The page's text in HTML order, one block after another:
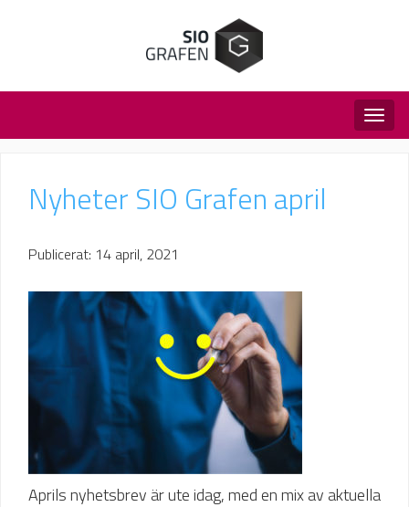
Nyheter SIO Grafen april
Publicerat: 14 april, 2021
Aprils nyhetsbrev är ute idag, med en mix av aktuella